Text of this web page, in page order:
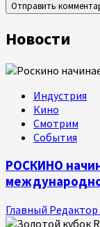
Новости
Индустрия
Кино
Смотрим
События
РОСКИНО
Главный Редактор